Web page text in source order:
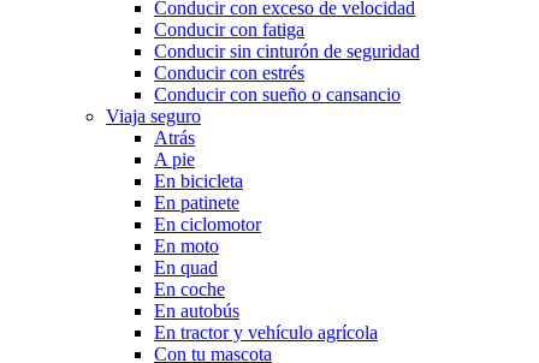
Conducir con exceso de velocidad
Conducir con fatiga
Conducir sin cinturón de seguridad
Conducir con estrés
Conducir con sueño o cansancio
Viaja seguro
Atrás
A pie
En bicicleta
En patinete
En ciclomotor
En moto
En quad
En coche
En autobús
En tractor y vehículo agrícola
Con tu mascota